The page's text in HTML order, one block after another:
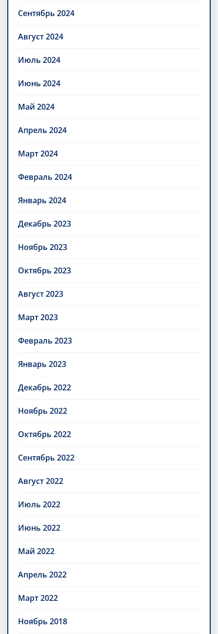
Сентябрь 2024
Август 2024
Июль 2024
Июнь 2024
Май 2024
Апрель 2024
Март 2024
Февраль 2024
Январь 2024
Декабрь 2023
Ноябрь 2023
Октябрь 2023
Август 2023
Март 2023
Февраль 2023
Январь 2023
Декабрь 2022
Ноябрь 2022
Октябрь 2022
Сентябрь 2022
Август 2022
Июль 2022
Июнь 2022
Май 2022
Апрель 2022
Март 2022
Ноябрь 2018